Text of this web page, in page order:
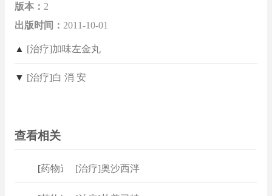
版本： 2
出版时间： 2011-10-01
▲ [治疗]加味左金丸
▼ [治疗]白 消 安
查看相关
药物速查]
[治疗]奥沙西泮